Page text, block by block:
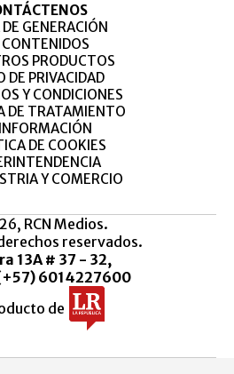
GENERACIÓN
CONTENIDOS
PRODUCTOS
DE PRIVACIDAD
Y CONDICIONES
DE TRATAMIENTO
DE COOKIES
Y COMERCIO
RCN Medios.
reservados.
13A # 37 - 32,
6014227600
de